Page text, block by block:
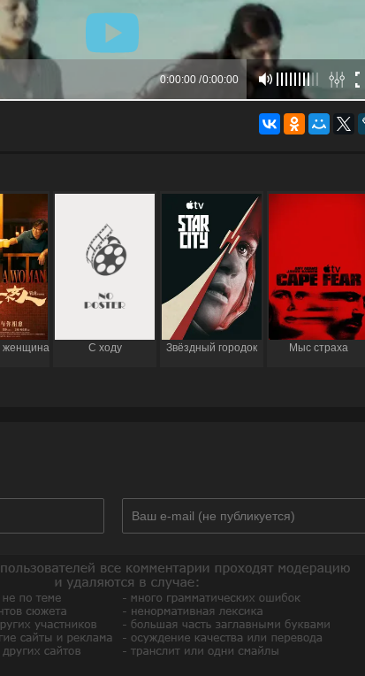
женщина С ходу Звёздный городок Мыс страха